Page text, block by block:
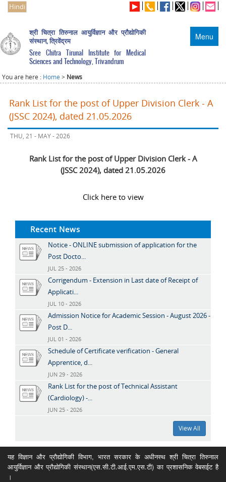
Hindi
Menu
श्री चित्रा तिरुनाल आयुर्विज्ञान और प्रौद्योगिकी
संस्थान, त्रिवेंद्रम
Sree Chitra Tirunal Institute for Medical
Sciences and Technology, Trivandrum
You are here : Home > News
Rank List for the post of Upper Division Clerk - A
(JSSC 2024), dated 21.05.2026
THU, 21 - MAY - 2026
Rank List for the post of Upper Division Clerk - A
(JSSC 2024), dated 21.05.2026
Click here to view
Recent News
Notice - ONLINE submission of application for the
Post Docto...
JUL 25 - 2026
Corrigendum - Extension in Last date of Receipt of
Applicati...
JUL 10 - 2026
Admission Notice for Academic Session - August 2026 -
Post D...
JUL 01 - 2026
Schedule of Certificate verification - General
Apprentice, d...
JUN 29 - 2026
Rank List for the post of Technical Assistant
(Cardiology) -...
JUN 25 - 2026
View All
यह विज्ञान और प्रौद्योगिकी विभाग, भारत सरकार के अधीनस्थ श्री चित्रा तिरुनाल
आयुर्विज्ञान और प्रौद्योगिकी संस्थान(एस.सी.टी.आई.एम.एस.टी) का प्रशासनिक वेबसईट है
।